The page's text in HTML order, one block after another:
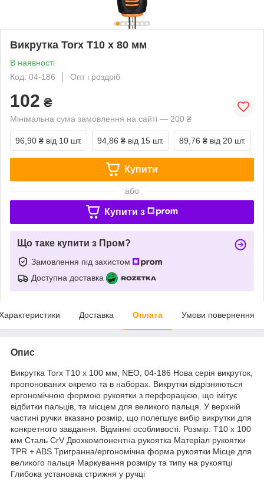
Викрутка Torx T10 x 80 мм
В наявності
Код: 04-186
Опт і роздріб
102 ₴
Мінімальна сума замовлення на сайті — 200 ₴
96,90 ₴ від 10 шт. 94,86 ₴ від 15 шт. 89,76 ₴ від 20 шт.
Купити
або
Купити з
Що таке купити з Пром?
Замовлення під захистом
Доступна доставка
Доставка Оплата Умови повернення
Опис
Викрутка Torx T10 x 100 мм, NEO, 04-186 Нова серія викруток,
пропонованих окремо та в наборах. Викрутки відрізняються
ергономічною формою рукоятки з перфорацією, що імітує
відбитки пальців, та місцем для великого пальця. У верхній
частині ручки вказано розмір, що полегшує вибір викрутки для
конкретного завдання. Відмінні особливості: Розмір: T10 x 100
мм Сталь CrV Двохкомпонентна рукоятка Матеріал рукоятки
TPR + ABS Тригранна/ергономічна форма рукоятки Місце для
великого пальця Маркування розміру та типу на рукоятці
Глибока установка стрижня у ручці